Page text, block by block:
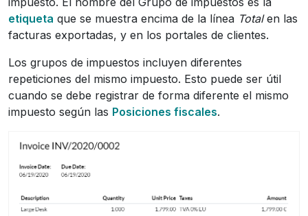
etiqueta que se muestra encima de la línea Totalen las
facturas exportadas, y en los portales de clientes.
Los grupos de impuestos incluyen diferentes
repeticiones del mismo impuesto. Esto puede ser útil
cuando se debe registrar de forma diferente el mismo
impuesto según las Posiciones fiscales.